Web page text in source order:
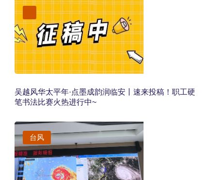
吴越风华太平年·点墨成韵润临安丨速来投稿！职工硬
笔书法比赛火热进行中~
台风